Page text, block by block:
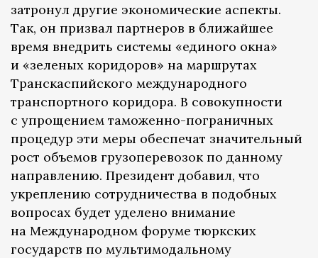
затронул другие экономические аспекты.
Так, он призвал партнеров в ближайшее
время внедрить системы «единого окна»
и «зеленых коридоров» на маршрутах
Транскаспийского международного
транспортного коридора. В совокупности
с упрощением таможенно-пограничных
процедур эти меры обеспечат значительный
рост объемов грузоперевозок по данному
направлению. Президент добавил, что
укреплению сотрудничества в подобных
вопросах будет уделено внимание
на Международном форуме тюркских
государств по мультимодальному